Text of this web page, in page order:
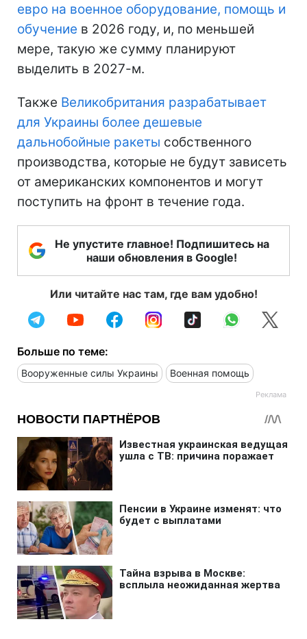
евро на военное оборудование, помощь и
обучение в 2026 году, и, по меньшей
мере, такую же сумму планируют
выделить в 2027-м.
Также Великобритания разрабатывает
для Украины более дешевые
дальнобойные ракеты собственного
производства, которые не будут зависеть
от американских компонентов и могут
поступить на фронт в течение года.
Не упустите главное! Подпишитесь на
наши обновления в Google!
Или читайте нас там, где вам удобно!
Больше по теме:
Вооруженные силы Украины Военная помощь